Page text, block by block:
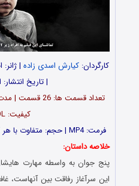
کارگردان:کیارش اسدی زاده |
| تاریخ انتشار: از
تعداد قسمت
کیفیت: WEB-DL
فرمت: MP4 | حجم: متفاوت با هر کیفیت |
خلاصه داستان:
پنج جوان به واسطه مهارت
این سرآغاز رفاقت بین آنهاست،